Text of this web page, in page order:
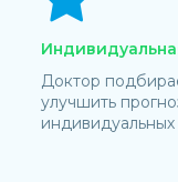
Доктор
улучшить